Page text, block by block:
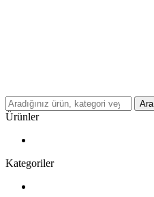
Ara
Ürünler
Kategoriler